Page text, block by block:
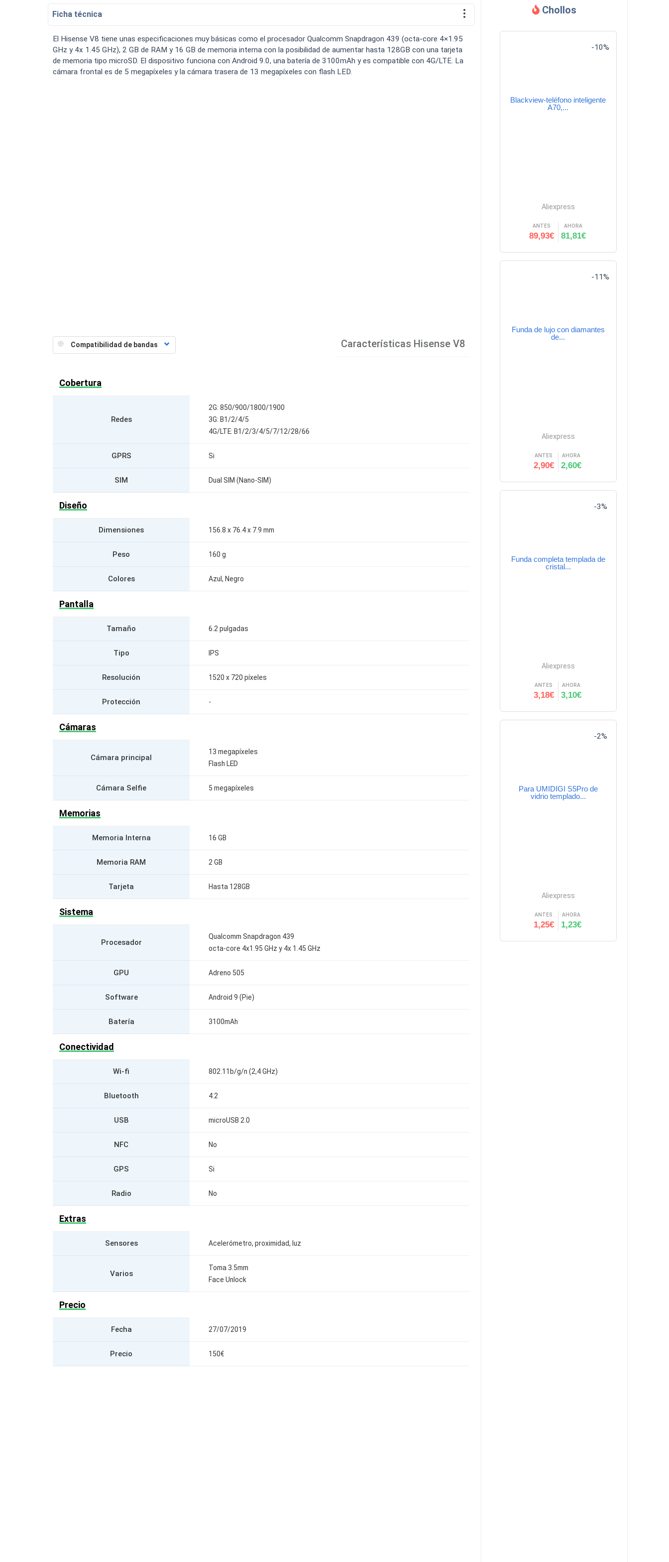
Hola me gustaría saber Si el celula...
VER MÁS
Ficha técnica
El Hisense V8 tiene unas especificaciones muy básicas como el procesador Qualcomm Snapdragon 439 (octa-core 4×1.95
GHz y 4x 1.45 GHz), 2 GB de RAM y 16 GB de memoria interna con la posibilidad de aumentar hasta 128GB con una tarjeta
de memoria tipo microSD. El dispositivo funciona con Android 9.0, una batería de 3100mAh y es compatible con 4G/LTE. La
cámara frontal es de 5 megapíxeles y la cámara trasera de 13 megapíxeles con flash LED.
Características Hisense V8
Cobertura
Redes
2G: 850/900/1800/1900
3G: B1/2/4/5
4G/LTE: B1/2/3/4/5/7/12/28/66
GPRS Si
SIM Dual SIM (Nano-SIM)
Diseño
Dimensiones 156.8 x 76.4 x 7.9 mm
Peso 160 g
Colores Azul, Negro
Pantalla
Tamaño 6.2 pulgadas
Tipo IPS
Resolución 1520 x 720 píxeles
Protección -
Cámaras
Cámara principal
13 megapíxeles
Flash LED
Cámara Selfie 5 megapíxeles
Memorias
Memoria Interna 16 GB
Memoria RAM 2 GB
Tarjeta Hasta 128GB
Sistema
Procesador
Qualcomm Snapdragon 439
octa-core 4x1.95 GHz y 4x 1.45 GHz
GPU Adreno 505
Software Android 9 (Pie)
Batería 3100mAh
Conectividad
Wi-fi 802.11b/g/n (2,4 GHz)
Bluetooth 4.2
USB microUSB 2.0
NFC No
GPS Si
Radio No
Extras
Sensores Acelerómetro, proximidad, luz
Varios
Toma 3.5mm
Face Unlock
Precio
Fecha 27/07/2019
Precio 150€
Chollos
Blackview-teléfono inteligente
A70,...
Aliexpress
ANTES
89,93€
AHORA
81,81€
-10%
Funda de lujo con diamantes
de...
Aliexpress
ANTES
2,90€
AHORA
2,60€
-11%
Funda completa templada de
cristal...
Aliexpress
ANTES
3,18€
AHORA
3,10€
-3%
Para UMIDIGI S5Pro de
vidrio templado...
Aliexpress
ANTES
1,25€
AHORA
1,23€
-2%
Comparador